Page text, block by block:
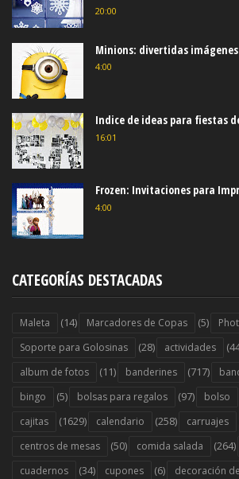
20:00
Minions: divertidas
4:00
Indice de ideas para fiestas de
16:01
Frozen: Invitaciones para
4:00
CATEGORÍAS DESTACADAS
Maleta (14) Marcadores de Copas (5)
Soporte para Golosinas (28) actividades
album de fotos (11) banderines (717)
bingo (5) bolsas para regalos (97) bolso
cajitas (1629) calendario (258) carruajes
centros de mesas (50) comida salada (264)
cuadernos (34) cupones (6) decoración